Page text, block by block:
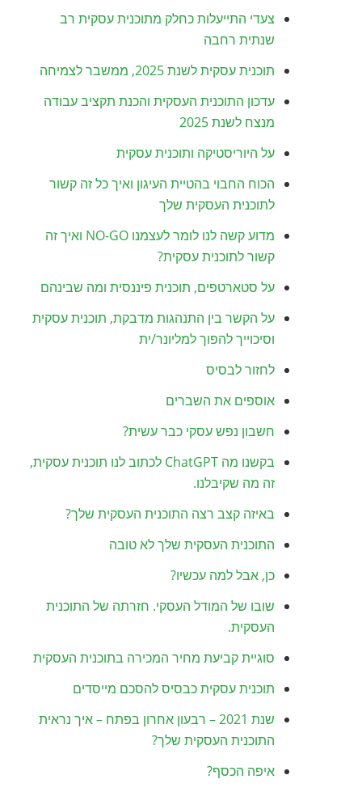
צעדי התייעלות כחלק מתוכנית עסקית רב
שנתית רחבה
תוכנית עסקית לשנת 2025, ממשבר לצמיחה
עדכון התוכנית העסקית והכנת תקציב עבודה
מנצח לשנת 2025
על היוריסטיקה ותוכנית עסקית
הכוח החבוי בהטיית העיגון ואיך כל זה קשור
לתוכנית העסקית שלך
מדוע קשה לנו לומר לעצמנו NO-GO ואיך זה
קשור לתוכנית עסקית?
על סטארטפים, תוכנית פיננסית ומה שבינהם
על הקשר בין התנהגות מדבקת, תוכנית עסקית
וסיכוייך להפוך למליונר/ית
לחזור לבסיס
אוספים את השברים
חשבון נפש עסקי כבר עשית?
בקשנו מה ChatGPT לכתוב לנו תוכנית עסקית,
זה מה שקיבלנו.
באיזה קצב רצה התוכנית העסקית שלך?
התוכנית העסקית שלך לא טובה
כן, אבל למה עכשיו?
שובו של המודל העסקי. חזרתה של התוכנית
העסקית.
סוגיית קביעת מחיר המכירה בתוכנית העסקית
תוכנית עסקית כבסיס להסכם מייסדים
שנת 2021 – רבעון אחרון בפתח – איך נראית
התוכנית העסקית שלך?
איפה הכסף?